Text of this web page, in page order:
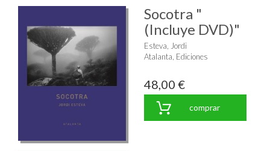
Socotra "
(Incluye DVD)"
Esteva, Jordi
Atalanta, Ediciones
48,00 €
comprar